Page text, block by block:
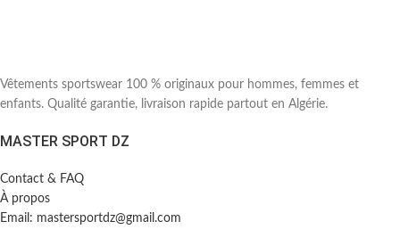
Vêtements sportswear 100 % originaux pour hommes, femmes et
enfants. Qualité garantie, livraison rapide partout en Algérie.
MASTER SPORT DZ
Contact & FAQ
À propos
Email: mastersportdz@gmail.com